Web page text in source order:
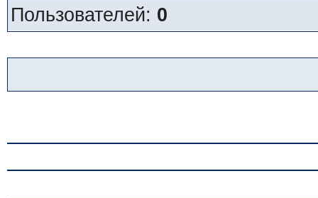
Пользователей: 0